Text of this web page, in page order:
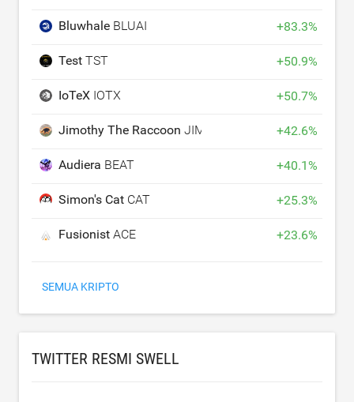
Bluwhale BLUAI +83.3%
Test TST +50.9%
IoTeX IOTX +50.7%
Jimothy The Raccoon JIMOTHY +42.6%
Audiera BEAT +40.1%
Simon's Cat CAT +25.3%
Fusionist ACE +23.6%
SEMUA KRIPTO
TWITTER RESMI SWELL